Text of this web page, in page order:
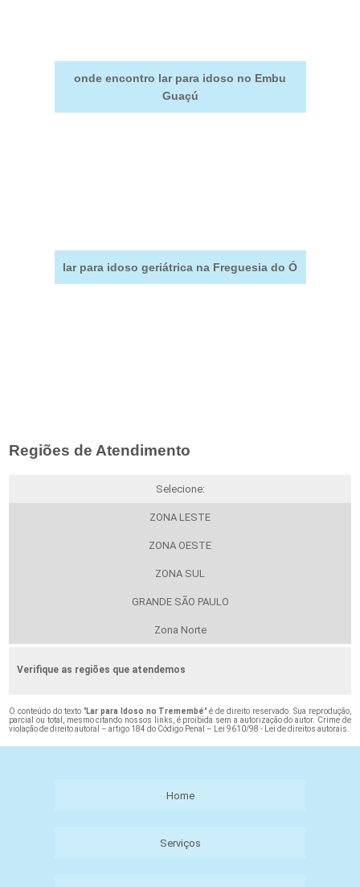
onde encontro lar para idoso no Embu
Guaçú
lar para idoso geriátrica na Freguesia do Ó
Regiões de Atendimento
Selecione:
ZONA LESTE
ZONA OESTE
ZONA SUL
GRANDE SÃO PAULO
Zona Norte
Verifique as regiões que atendemos
O conteúdo do texto "Lar para Idoso no Tremembé" é de direito reservado. Sua reprodução,
parcial ou total, mesmo citando nossos links, é proibida sem a autorização do autor. Crime de
violação de direito autoral – artigo 184 do Código Penal –
Lei 9610/98 - Lei de direitos autorais
Home
Serviços